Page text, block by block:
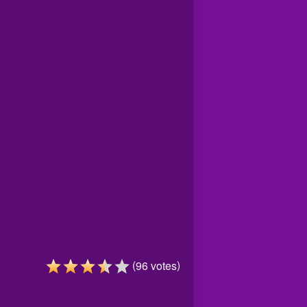
(96votes)